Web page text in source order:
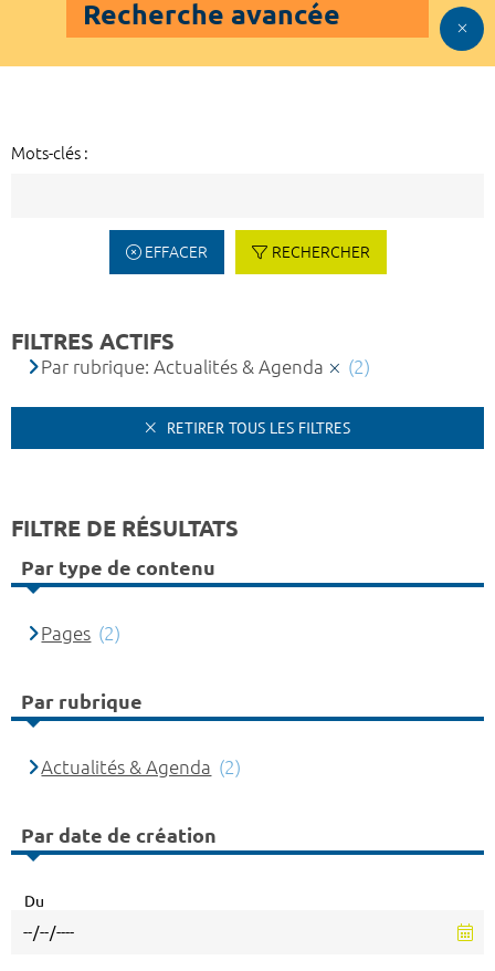
Recherche avancée
Mots-clés :
EFFACER RECHERCHER
FILTRES ACTIFS
Par rubrique: Actualités & Agenda (2)
RETIRER TOUS LES FILTRES
FILTRE DE RÉSULTATS
Par type de contenu
Pages (2)
Par rubrique
Actualités & Agenda (2)
Par date de création
Du